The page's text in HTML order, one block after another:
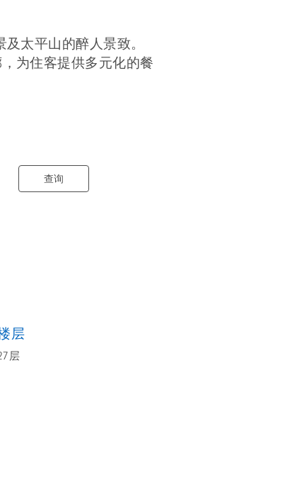
太平山的醉人景致。
为住客提供多元化的餐
查询
层
层